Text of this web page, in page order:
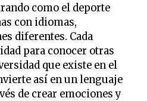
como el deporte
con idiomas,
diferentes. Cada
para conocer otras
que existe en el
así en un lenguaje
de crear emociones y